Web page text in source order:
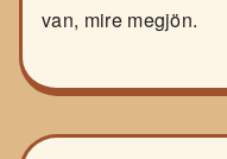
van, mire megjön.